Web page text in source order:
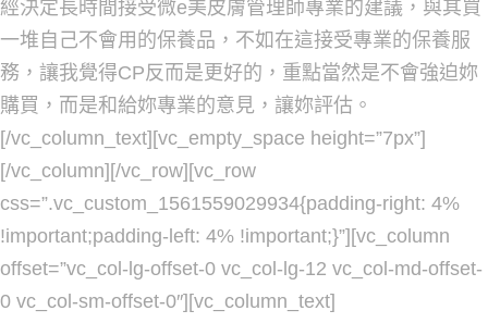
經決定長時間接受微e美皮膚管理師專業的建議，與其買
一堆自己不會用的保養品，不如在這接受專業的保養服
務，讓我覺得CP反而是更好的，重點當然是不會強迫妳
購買，而是和給妳專業的意見，讓妳評估。
[/vc_column_text][vc_empty_space height=”7px”]
[/vc_column][/vc_row][vc_row
css=”.vc_custom_1561559029934{padding-right: 4%
!important;padding-left: 4% !important;}”][vc_column
offset=”vc_col-lg-offset-0 vc_col-lg-12 vc_col-md-offset-
0 vc_col-sm-offset-0″][vc_column_text]